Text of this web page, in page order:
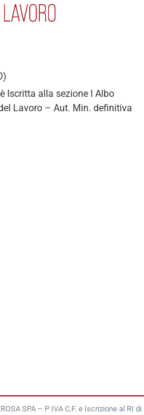
Iscritta alla sezione I Albo
Lavoro – Aut. Min. definitiva
SPA – P IVA C.F. e Iscrizione al RI di